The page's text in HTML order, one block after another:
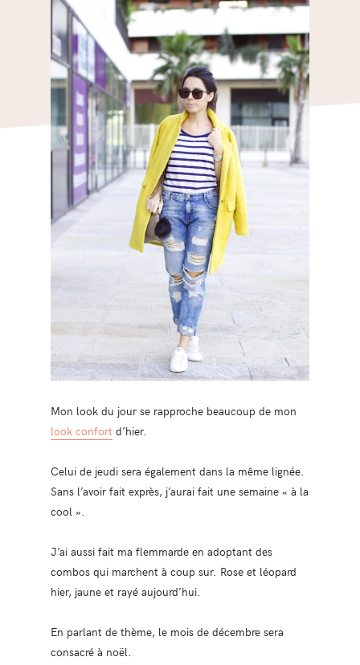
Mon look du jour se rapproche beaucoup de mon
look confort d’hier.
Celui de jeudi sera également dans la même lignée.
Sans l’avoir fait exprès, j’aurai fait une semaine « à la
cool ».
J’ai aussi fait ma flemmarde en adoptant des
combos qui marchent à coup sur. Rose et léopard
hier, jaune et rayé aujourd’hui.
En parlant de thème, le mois de décembre sera
consacré à noël.